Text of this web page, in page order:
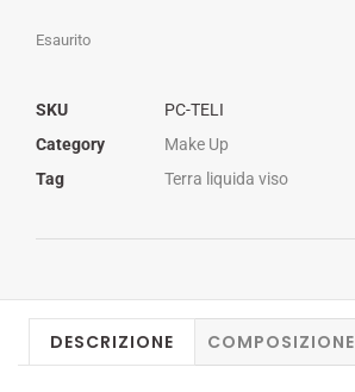
Esaurito
SKU
PC-TELI
Category
Make Up
Tag
Terra liquida viso
DESCRIZIONE COMPOSIZIONE